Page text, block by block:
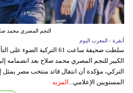
النجم المصري محمد
أنقرة - المغرب اليوم
سلطت صحيفة ساعت 61 التركية
الكبير للنجم المصري محمد صلاح بعد
التركي، مؤكدة أن انتقال قائد منتخب مصر يمثل
المستويين الإعلامي...
المزيد